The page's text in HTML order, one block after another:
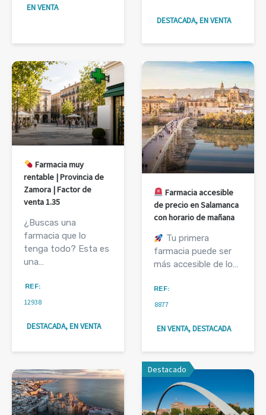
EN VENTA
DESTACADA, EN VENTA
Farmacia muy
rentable | Provincia de
Zamora | Factor de
venta 1.35
¿Buscas una
farmacia que lo
tenga todo? Esta es
una…
REF:
12938
DESTACADA, EN VENTA
Farmacia accesible
de precio en Salamanca
con horario de mañana
Tu primera
farmacia puede ser
más accesible de lo…
REF:
8877
EN VENTA, DESTACADA
Destacado